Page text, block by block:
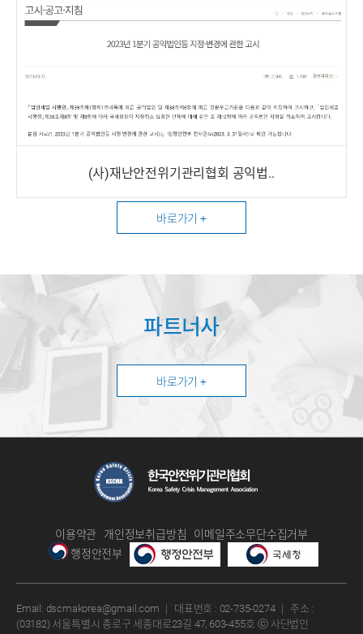
(사)재난안전위기관리협회 공익법..
바로가기 +
파트너사
바로가기 +
이용약관 개인정보취급방침
이메일주소무단수집거부
행정안전부
Email: dscmakorea@gmail.com 대표번호 : 02-735-0274｜ 주소 :
(03182) 서울특별시 종로구 세종대로23길 47, 603-455호 ⓒ 사단법인